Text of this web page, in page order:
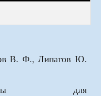
В. Ф., Липатов Ю.
для